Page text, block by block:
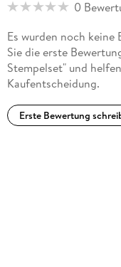
0
Es wurden noch keine
Sie die erste
Stempelset" und
Kaufentscheidung.
Erste Bewertung